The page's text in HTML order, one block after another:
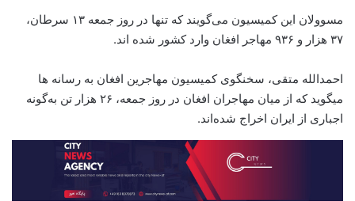
مسوولان این کمیسیون می‌گویند که تنها در روز جمعه ۱۳ سرطان،
۳۷ هزار و ۹۳۶ مهاجر افغان وارد کشور شده اند.
احمدالله متقی، سخنگوی کمیسیون مهاجرین افغان به رسانه ها
میگوید که از میان مهاجران افغان در روز جمعه، ۲۶ هزار تن به‌گونه
اجباری از ایران اخراج شده‌اند.